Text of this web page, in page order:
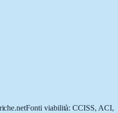
Fonti viabilità: CCISS, ACI,